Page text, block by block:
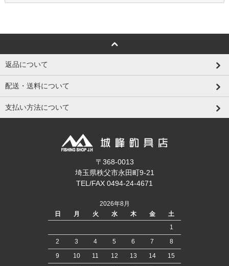
返品について
配送・送料について
支払い方法について
〒368-0013
埼玉県秩父市永田町9-21
TEL/FAX 0494-24-4671
2026年8月
日
月 火 水 木 金
土
1
2
3 4 5 6 7
8
9
10 11 12 13 14
15